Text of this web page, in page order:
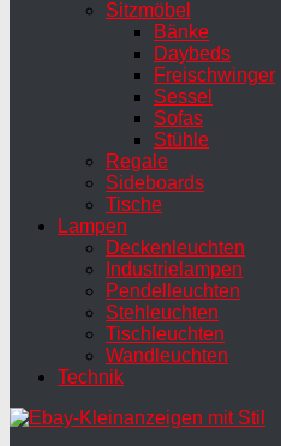
Sitzmöbel
Bänke
Daybeds
Freischwinger
Sessel
Sofas
Stühle
Regale
Sideboards
Tische
Lampen
Deckenleuchten
Industrielampen
Pendelleuchten
Stehleuchten
Tischleuchten
Wandleuchten
Technik